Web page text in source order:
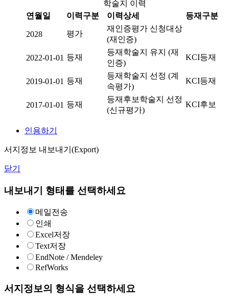
학술지 이력
연월일
이력구분 이력상세 등재구분
2028 평가
재인증평가 신청대상
(재인증)
2022-01-01 등재
등재학술지 유지 (재
인증)
KCI등재
2019-01-01 등재
등재학술지 선정 (계
속평가)
KCI등재
2017-01-01 등재
등재후보학술지 선정
(신규평가)
KCI후보
인용하기
서지정보 내보내기(Export)
닫기
내보내기 형태를 선택하세요
메일전송
인쇄
Excel저장
Text저장
EndNote / Mendeley
RefWorks
서지정보의 형식을 선택하세요